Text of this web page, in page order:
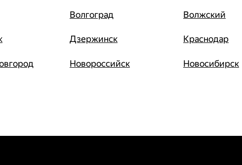
Волгоград Волжский
Дзержинск Краснодар
Новороссийск Новосибирск